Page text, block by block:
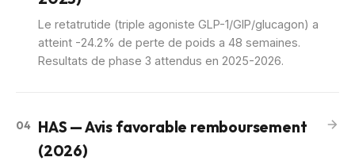
Le retatrutide (triple agoniste GLP-1/GIP/glucagon) a
atteint -24.2% de perte de poids a 48 semaines.
Resultats de phase 3 attendus en 2025-2026.
04 HAS — Avis favorable remboursement
(2026)